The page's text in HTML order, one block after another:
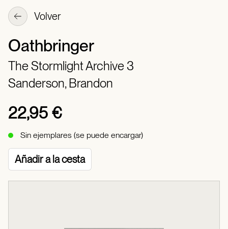
Volver
Oathbringer
The Stormlight Archive 3
Sanderson, Brandon
22,95 €
Sin ejemplares (se puede encargar)
Añadir a la cesta